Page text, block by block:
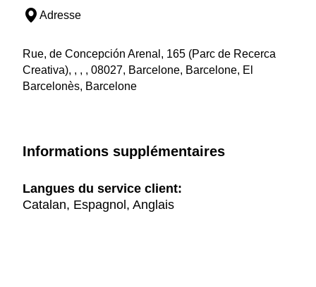
Adresse
Rue, de Concepción Arenal, 165 (Parc de Recerca
Creativa), , , , 08027, Barcelone, Barcelone, El
Barcelonès, Barcelone
Informations supplémentaires
Langues du service client:
Catalan, Espagnol, Anglais